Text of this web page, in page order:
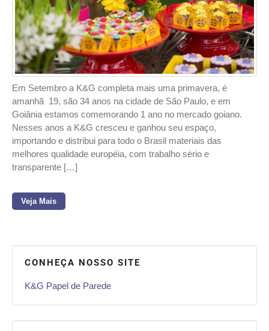
Em Setembro a K&G completa mais uma primavera, é
amanhã 19, são 34 anos na cidade de São Paulo, e em
Goiânia estamos comemorando 1 ano no mercado goiano.
Nesses anos a K&G cresceu e ganhou seu espaço,
importando e distribui para todo o Brasil materiais das
melhores qualidade européia, com trabalho sério e
transparente […]
Veja Mais
CONHEÇA NOSSO SITE
K&G Papel de Parede